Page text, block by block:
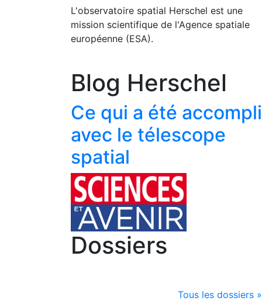
L'observatoire spatial Herschel est une
mission scientifique de l'Agence spatiale
européenne (ESA).
Blog Herschel
Ce qui a été accompli
avec le télescope
spatial
Dossiers
Tous les dossiers »